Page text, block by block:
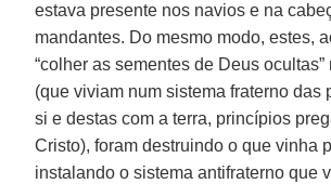
estava presente nos navios e na
mandantes. Do mesmo modo, estes,
“colher as sementes de Deus
(que viviam num sistema fraterno das
si e destas com a terra, princípios
Cristo), foram destruindo o que vinha
instalando o sistema antifraterno que